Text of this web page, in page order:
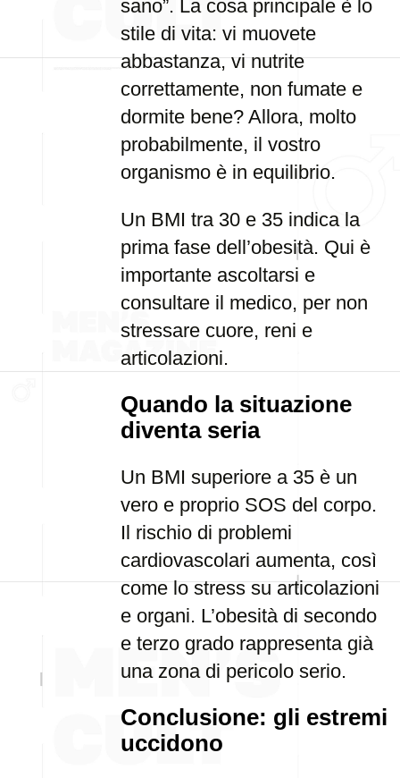
sano”. La cosa principale è lo
stile di vita: vi muovete
abbastanza, vi nutrite
correttamente, non fumate e
dormite bene? Allora, molto
probabilmente, il vostro
organismo è in equilibrio.
Un BMI tra 30 e 35 indica la
prima fase dell’obesità. Qui è
importante ascoltarsi e
consultare il medico, per non
stressare cuore, reni e
articolazioni.
Quando la situazione
diventa seria
Un BMI superiore a 35 è un
vero e proprio SOS del corpo.
Il rischio di problemi
cardiovascolari aumenta, così
come lo stress su articolazioni
e organi. L’obesità di secondo
e terzo grado rappresenta già
una zona di pericolo serio.
Conclusione: gli estremi
uccidono